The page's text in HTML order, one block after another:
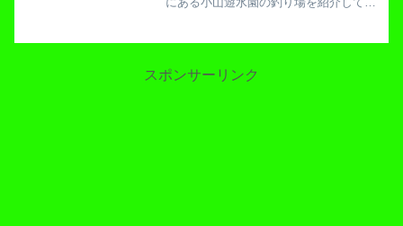
園。管釣りレジャーの新境地を開拓する
スポンサーリンク